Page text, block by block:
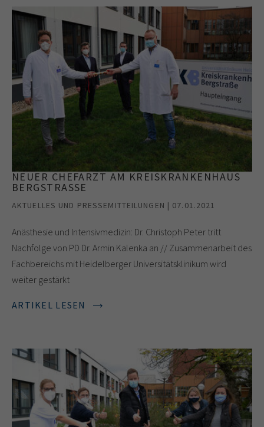
NEUER CHEFARZT AM KREISKRANKENHAUS
BERGSTRASSE
AKTUELLES UND PRESSEMITTEILUNGEN | 07.01.2021
Anästhesie und Intensivmedizin: Dr. Christoph Peter tritt
Nachfolge von PD Dr. Armin Kalenka an // Zusammenarbeit des
Fachbereichs mit Heidelberger Universitätsklinikum wird
weiter gestärkt
ARTIKEL LESEN